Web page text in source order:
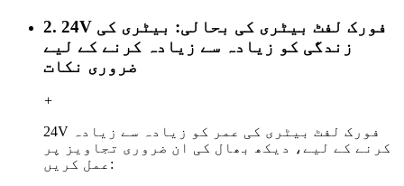
2. 24V فورک لفٹ بیٹری کی بحالی: بیٹری کی
زندگی کو زیادہ سے زیادہ کرنے کے لیے
ضروری نکات
+
24V فورک لفٹ بیٹری کی عمر کو زیادہ سے زیادہ
کرنے کے لیے، دیکھ بھال کی ان ضروری تجاویز پر
عمل کریں: